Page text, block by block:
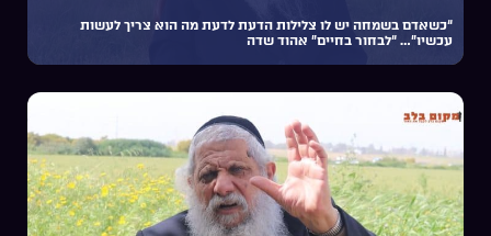
“כשאדם בשמחה יש לו צלילות הדעת לדעת מה הוא צריך לעשות
עכשיו”… “לבחור בחיים” אהוד שדה